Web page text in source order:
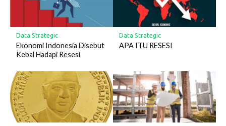
Data Strategic
Ekonomi Indonesia Disebut
Kebal Hadapi Resesi
Data Strategic
APA ITU RESESI